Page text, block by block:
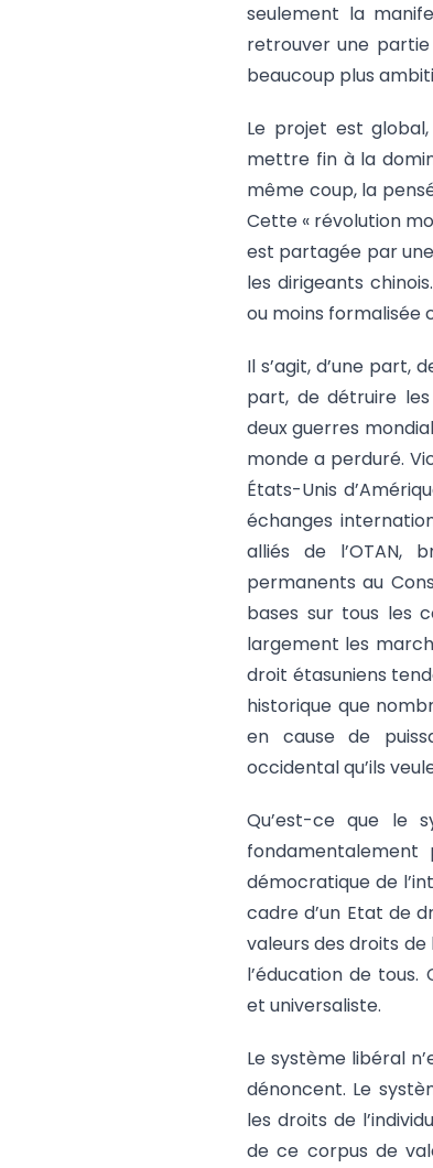
seulement la
retrouver une partie
beaucoup plus
Le projet est
mettre fin à la
même coup, la
Cette « révolution
est partagée par
les dirigeants
ou moins formalisée
Il s’agit, d’une part,
part, de détruire
deux guerres
monde a perduré.
États-Unis
échanges
alliés de l’OTAN,
permanents au
bases sur tous les
largement les
droit étasuniens
historique que
en cause de
occidental qu’ils
Qu’est-ce que le
démocratique de
cadre d’un Etat de
valeurs des droits
l’éducation de
et universaliste.
Le système libéral
dénoncent. Le
les droits de
de ce corpus de